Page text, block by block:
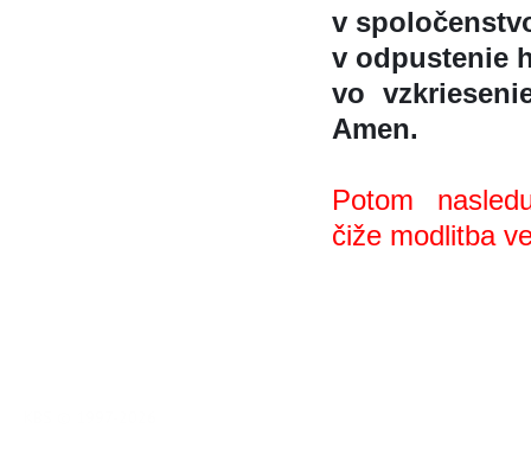
v
v odpustenie
vo
Amen.
Potom
čiže modlitba